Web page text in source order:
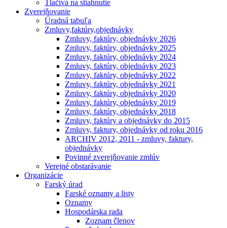
Tlačivá na stiahnutie
Zverejňovanie
Úradná tabuľa
Zmluvy,faktúry,objednávky
Zmluvy, faktúry, objednávky 2026
Zmluvy, faktúry, objednávky 2025
Zmluvy, faktúry, objednávky 2024
Zmluvy, faktúry, objednávky 2023
Zmluvy, faktúry, objednávky 2022
Zmluvy, faktúry, objednávky 2021
Zmluvy, faktúry, objednávky 2020
Zmluvy, faktúry, objednávky 2019
Zmluvy, faktúry, objednávky 2018
Zmluvy, faktúry a objednávky do 2015
Zmluvy, faktury, objednávky od roku 2016
ARCHIV 2012, 2011 - zmluvy, faktury,
objednávky
Povinné zverejňovanie zmlúv
Verejné obstarávanie
Organizácie
Farský úrad
Farské oznamy a listy
Oznamy
Hospodárska rada
Zoznam členov